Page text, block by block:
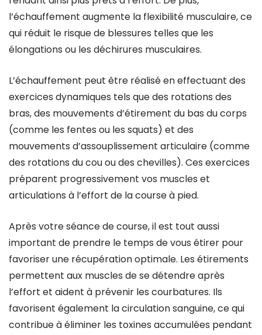
l’échauffement augmente la flexibilité musculaire, ce
qui réduit le risque de blessures telles que les
élongations ou les déchirures musculaires.
L’échauffement peut être réalisé en effectuant des
exercices dynamiques tels que des rotations des
bras, des mouvements d’étirement du bas du corps
(comme les fentes ou les squats) et des
mouvements d’assouplissement articulaire (comme
des rotations du cou ou des chevilles). Ces exercices
préparent progressivement vos muscles et
articulations à l’effort de la course à pied.
Après votre séance de course, il est tout aussi
important de prendre le temps de vous étirer pour
favoriser une récupération optimale. Les étirements
permettent aux muscles de se détendre après
l’effort et aident à prévenir les courbatures. Ils
favorisent également la circulation sanguine, ce qui
contribue à éliminer les toxines accumulées pendant